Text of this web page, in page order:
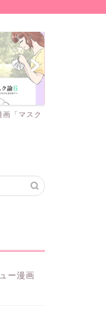
マスク
手洗いと消毒の絵
ー漫画